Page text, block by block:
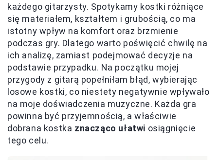
każdego gitarzysty. Spotykamy kostki różniące
się materiałem, kształtem i grubością, co ma
istotny wpływ na komfort oraz brzmienie
podczas gry. Dlatego warto poświęcić chwilę na
ich analizę, zamiast podejmować decyzje na
podstawie przypadku. Na początku mojej
przygody z gitarą popełniłam błąd, wybierając
losowe kostki, co niestety negatywnie wpływało
na moje doświadczenia muzyczne. Każda gra
powinna być przyjemnością, a właściwie
dobrana kostka znacząco ułatwi osiągnięcie
tego celu.